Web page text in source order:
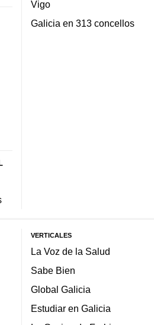
Vigo
Galicia en 313 concellos
VERTICALES
La Voz de la Salud
Sabe Bien
Global Galicia
Estudiar en Galicia